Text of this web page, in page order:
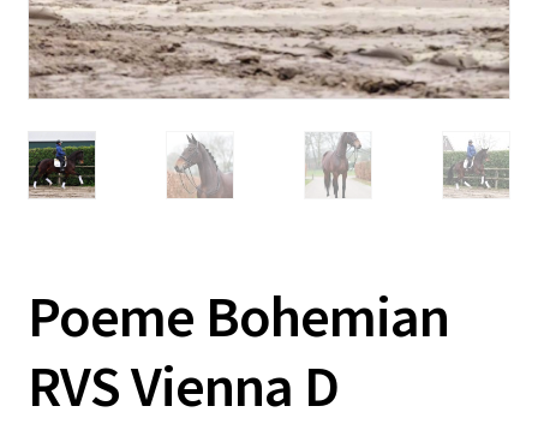
Poeme Bohemian
RVS Vienna D